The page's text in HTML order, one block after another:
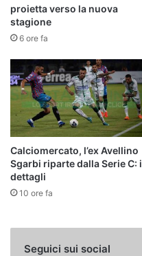
proietta verso la nuova
stagione
6 ore fa
Calciomercato, l’ex Avellino
Sgarbi riparte dalla Serie C: i
dettagli
10 ore fa
Seguici sui social